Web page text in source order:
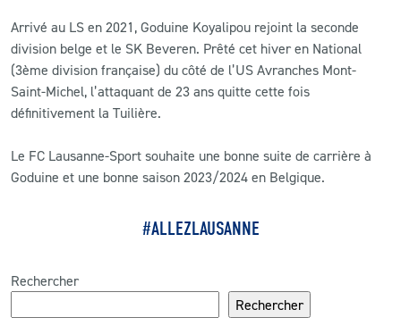
CLUB
CONTACT
MATCH DES CELEBRITES
PRESSE ET MEDIAS
Arrivé au LS en 2021, Goduine Koyalipou rejoint la seconde
division belge et le SK Beveren. Prêté cet hiver en National
(3ème division française) du côté de l’US Avranches Mont-
Saint-Michel, l’attaquant de 23 ans quitte cette fois
définitivement la Tuilière.
Le FC Lausanne-Sport souhaite une bonne suite de carrière à
Goduine et une bonne saison 2023/2024 en Belgique.
#ALLEZLAUSANNE
Rechercher
Rechercher